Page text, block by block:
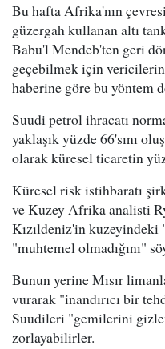
Bu hafta Afrika'nın
güzergah kullanan altı
Babu'l Mendeb'ten geri
geçebilmek için
haberine göre bu yöntem
Suudi petrol ihracatı
yaklaşık yüzde 66'sını
olarak küresel ticaretin
Küresel risk istihbaratı
ve Kuzey Afrika analisti
Kızıldeniz'in kuzeyindeki
"muhtemel olmadığını"
Bunun yerine Mısır
vurarak "inandırıcı bir
Suudileri "gemilerini
zorlayabilirler.